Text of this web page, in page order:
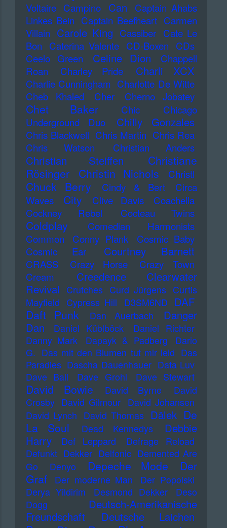
Voltaire Campino Can
Captain Ahabs
Linkes Bein Captain Beefheart Carmen
Villain Carole King Cassiber Cate Le
Bon
Caterina Valente CD-Boxen
CDs
Ceelo Green
Celine Dion
Chappell
Roan
Charley Pride Charli XCX
Charlie Cunningham Charlotte De Witte
Cheb Khaled
Cher Cherno Jobatey
Chet Baker Chic
Chicago
Underground Duo
Chilly Gonzales
Chris Blackwell Chris Martin Chris Rea
Chris Watson
Christian Anders
Christian Steiffen
Christiane
Rösinger
Christin Nichols Christl
Chuck Berry Cindy & Bert
Circa
Waves
City Clive Davis
Coachella
Cockney Rebel
Cocteau Twins
Coldplay
Comedian Harmonists
Common
Conny Plank
Cosmic Baby
Cosmic Ear
Courtney Barnett
CRASS Crazy Horse
Crazy Town
Cream
Creedence Clearwater
Revival
Crutches Curd Jürgens Curtis
Mayfield Cypress Hill D3SM6ND DAF
Daft Punk Dan Auerbach
Danger
Dan
Daniel Küblböck
Daniel Richter
Danny Mark
Dapayk & Padberg
Dario
G. Das mit den Blumen tut mir leid Das
Paradies Dascha Dauenhauer Data Luv
Dave Ball
Dave Grohl Dave Stewart
David Bowie David Byrne
David
Crosby David Gilmour David Johansen
David Lynch David Thomas Dälek De
La Soul
Dead Kennedys
Debbie
Harry
Def Leppard
Defrage Reload
Defunkt Dekker Delfonic Demented Are
Go
Denyo Depeche Mode
Der
Graf
Der moderne Man
Der Popolski
Derya Yildirim
Desmond Dekker
Deso
Dogg
Deutsch-Amerikanische
Freundschaft
Deutsche Laichen